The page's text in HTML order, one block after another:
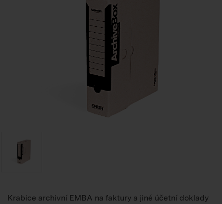
Krabice archivní EMBA na faktury a jiné účetní doklady